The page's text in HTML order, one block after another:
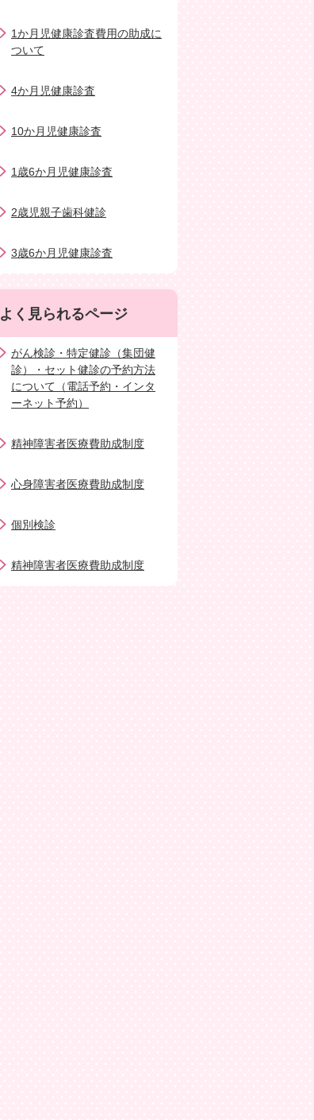
1か月児健康診査費用の助成に
ついて
4か月児健康診査
10か月児健康診査
1歳6か月児健康診査
2歳児親子歯科健診
3歳6か月児健康診査
よく見られるページ
がん検診・特定健診（集団健
診）・セット健診の予約方法
について（電話予約・インタ
ーネット予約）
精神障害者医療費助成制度
心身障害者医療費助成制度
個別検診
精神障害者医療費助成制度